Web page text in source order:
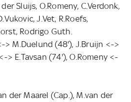
Sluijs, O.Romeny, C.Verdonk,
J.Vet, R.Roefs,
Rodrigo Guth.
> M.Duelund (48'), J.Bruijn <->
> E.Tavsan (74'), O.Romeny <-
der Maarel (Cap.), M.van der